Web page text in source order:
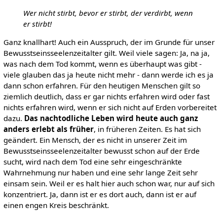
Wer nicht stirbt, bevor er stirbt, der verdirbt, wenn
er stirbt!
Ganz knallhart! Auch ein Ausspruch, der im Grunde für unser
Bewusstseinsseelenzeitalter gilt. Weil viele sagen: Ja, na ja,
was nach dem Tod kommt, wenn es überhaupt was gibt -
viele glauben das ja heute nicht mehr - dann werde ich es ja
dann schon erfahren. Für den heutigen Menschen gilt so
ziemlich deutlich, dass er gar nichts erfahren wird oder fast
nichts erfahren wird, wenn er sich nicht auf Erden vorbereitet
dazu. Das nachtodliche Leben wird heute auch ganz
anders erlebt als früher, in früheren Zeiten. Es hat sich
geändert. Ein Mensch, der es nicht in unserer Zeit im
Bewusstseinsseelenzeitalter bewusst schon auf der Erde
sucht, wird nach dem Tod eine sehr eingeschränkte
Wahrnehmung nur haben und eine sehr lange Zeit sehr
einsam sein. Weil er es halt hier auch schon war, nur auf sich
konzentriert. Ja, dann ist er es dort auch, dann ist er auf
einen engen Kreis beschränkt.